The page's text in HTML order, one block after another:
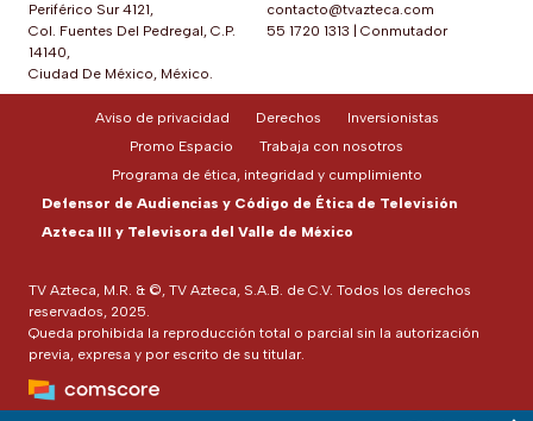
Periférico Sur 4121,
Col. Fuentes Del Pedregal, C.P.
14140,
Ciudad De México, México.
contacto@tvazteca.com
55 1720 1313
Conmutador
TV Azteca, M.R. & ©, TV Azteca, S.A.B. de C.V. Todos los derechos
reservados, 2025.
Queda prohibida la reproducción total o parcial sin la autorización
previa, expresa y por escrito de su titular.
Aviso de privacidad Derechos
Inversionistas
Promo Espacio
Trabaja con nosotros
Programa de ética, integridad y cumplimiento
Defensor de Audiencias y Código de Ética de Televisión
Azteca III y Televisora del Valle de México